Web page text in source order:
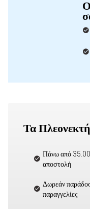
Τα
Πάνω από
αποστολή
Δωρεάν
παραγγελίες